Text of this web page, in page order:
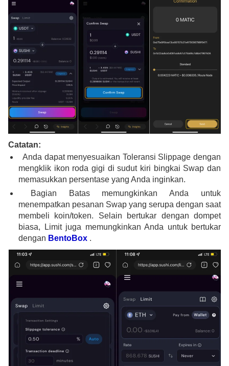
Catatan:
Anda dapat menyesuaikan Toleransi Slippage dengan
mengklik ikon roda gigi di sudut kiri bingkai Swap dan
memasukkan persentase yang Anda inginkan.
Bagian Batas memungkinkan Anda untuk
menempatkan pesanan Swap yang serupa dengan saat
membeli koin/token. Selain bertukar dengan dompet
biasa, Limit juga memungkinkan Anda untuk bertukar
dengan BentoBox .